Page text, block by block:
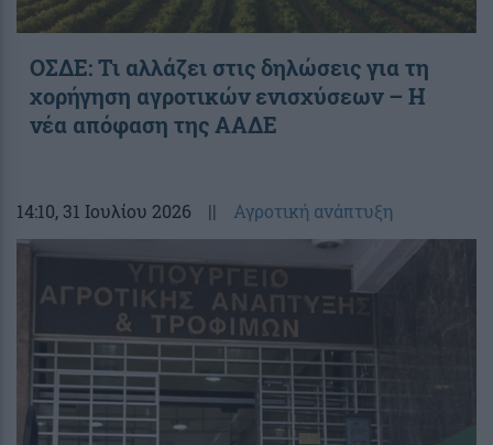
ΟΣΔΕ: Τι αλλάζει στις δηλώσεις για τη
χορήγηση αγροτικών ενισχύσεων – H
νέα απόφαση της ΑΑΔΕ
14:10, 31 Ιουλίου 2026 || Αγροτική ανάπτυξη